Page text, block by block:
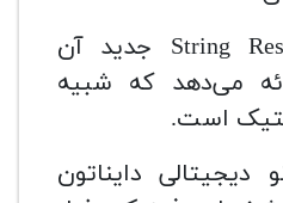
Damper و String Resonance جدید آن
می‌دهد که شبیه
است.
دیجیتالی دایناتون